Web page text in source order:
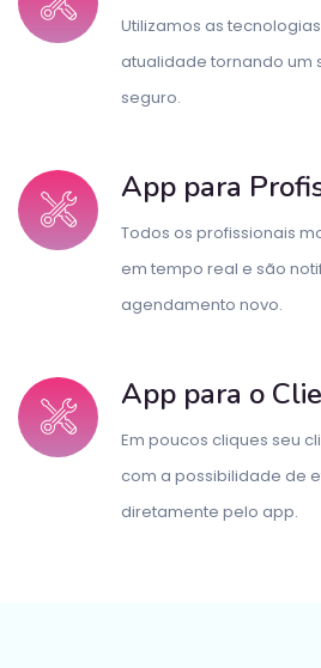
Utilizamos as
atualidade tornando um
seguro.
App para
Todos os profissionais
em tempo real e são
agendamento novo.
App para o
Em poucos cliques seu
com a possibilidade de
diretamente pelo app.